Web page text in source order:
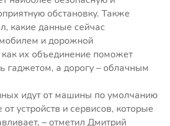
обстановку. Также
какие данные сейчас
и дорожной
их объединение поможет
гаджетом, а дорогу – облачным
идут от машины по умолчанию
устройств и сервисов, которые
– отметил Дмитрий